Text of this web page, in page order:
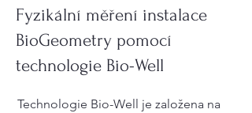
Fyzikální měření instalace
BioGeometry pomocí
technologie Bio-Well
Technologie Bio-Well je založena na